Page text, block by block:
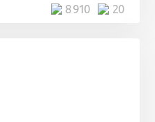
20
8 910